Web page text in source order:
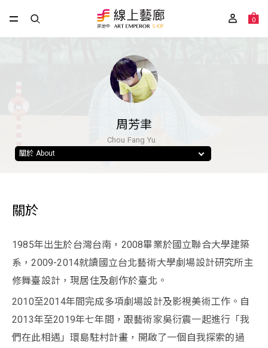
0
周芳聿
Chou Fang Yu
關於 About
關於
1985年出生於台灣台南，2008畢業於國立聯合大學建築
系，2009-2014就讀國立台北藝術大學劇場設計研究所主
修舞臺設計，現居住及創作於臺北。
2010至2014年間完成多項劇場設計及影視美術工作。自
2013年至2019年七年間，跟藝術家吳衍震一起進行「我
們在此相遇」環島駐村計畫，開啟了一個自我探索的過